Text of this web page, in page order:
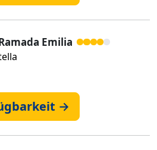
Emilia
→